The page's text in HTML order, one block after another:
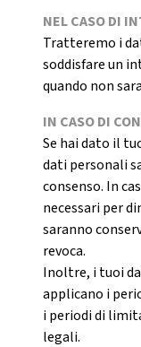
NEL CASO DI
Tratteremo i
soddisfare un
quando non
IN CASO DI
Se hai dato il
dati personali
consenso. In
necessari per
saranno
revoca.
Inoltre, i tuoi
applicano i
i periodi di
legali.